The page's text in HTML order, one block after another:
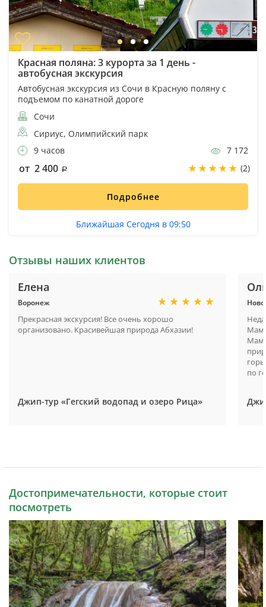
Красная поляна: 3 курорта за 1 день -
автобусная экскурсия
Автобусная экскурсия из Сочи в Красную поляну с
подъемом по канатной дороге
Сочи
Сириус, Олимпийский парк
9 часов
7 172
от 2 400 (2)
Подробнее
Ближайшая Сегодня в 09:50
Отзывы наших клиентов
Елена
Воронеж
Прекрасная экскурсия! Все очень хорошо
организовано. Красивейшая природа Абхазии!
Джип-тур «Гегский водопад и озеро Рица»
по
Достопримечательности, которые стоит
посмотреть